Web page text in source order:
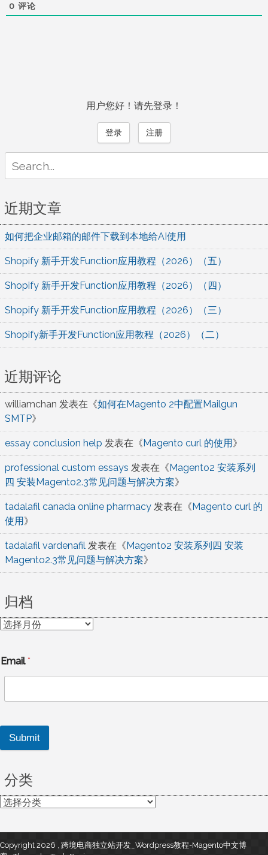
0 评论
用户您好！请先登录！
登录 注册
for:
近期文章
如何把企业邮箱的邮件下载到本地给AI使用
Shopify 新手开发Function应用教程（2026）（五）
Shopify 新手开发Function应用教程（2026）（四）
Shopify 新手开发Function应用教程（2026）（三）
Shopify新手开发Function应用教程（2026）（二）
近期评论
williamchan 发表在《如何在Magento 2中配置Mailgun
SMTP》
essay conclusion help 发表在《Magento curl 的使用》
professional custom essays 发表在《Magento2 安装系列
四 安装Magento2.3常见问题与解决方案》
tadalafil canada online pharmacy 发表在《Magento curl 的
使用》
tadalafil vardenafil 发表在《Magento2 安装系列四 安装
Magento2.3常见问题与解决方案》
归档
归
Email*
Submit
分类
分
Copyright 2026 , 跨境电商独立站开发_Wordpress教程-Magento中文博